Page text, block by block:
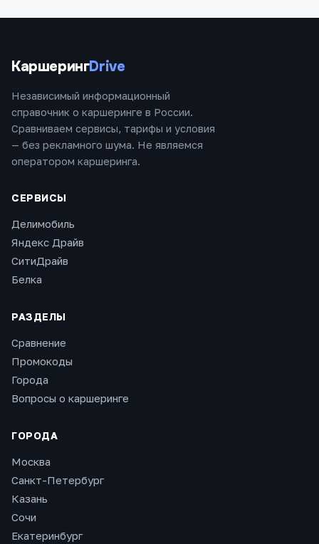
КаршерингDrive
Независимый информационный
справочник о каршеринге в России.
Сравниваем сервисы, тарифы и условия
— без рекламного шума. Не являемся
оператором каршеринга.
СЕРВИСЫ
Делимобиль
Яндекс Драйв
СитиДрайв
Белка
РАЗДЕЛЫ
Сравнение
Промокоды
Города
Вопросы о каршеринге
ГОРОДА
Москва
Санкт-Петербург
Казань
Сочи
Екатеринбург